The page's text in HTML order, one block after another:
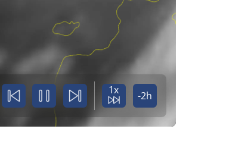
1x -2h